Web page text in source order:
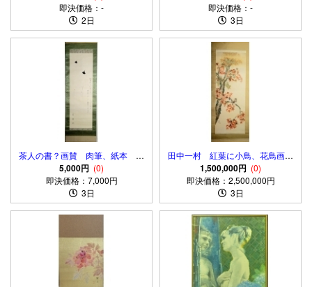
即決価格：-
2日
即決価格：-
3日
茶人の書？画賛 肉筆、紙本 合
わせ箱 茶掛け
5,000円 (0)
即決価格：7,000円
3日
田中一村 紅葉に小鳥、花鳥画
肉筆、絹本 合わせ箱
1,500,000円 (0)
即決価格：2,500,000円
3日